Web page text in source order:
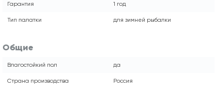
Гарантия 1 год
Тип палатки для зимней рыбалки
Общие
Влагостойкий пол да
Страна производства Россия